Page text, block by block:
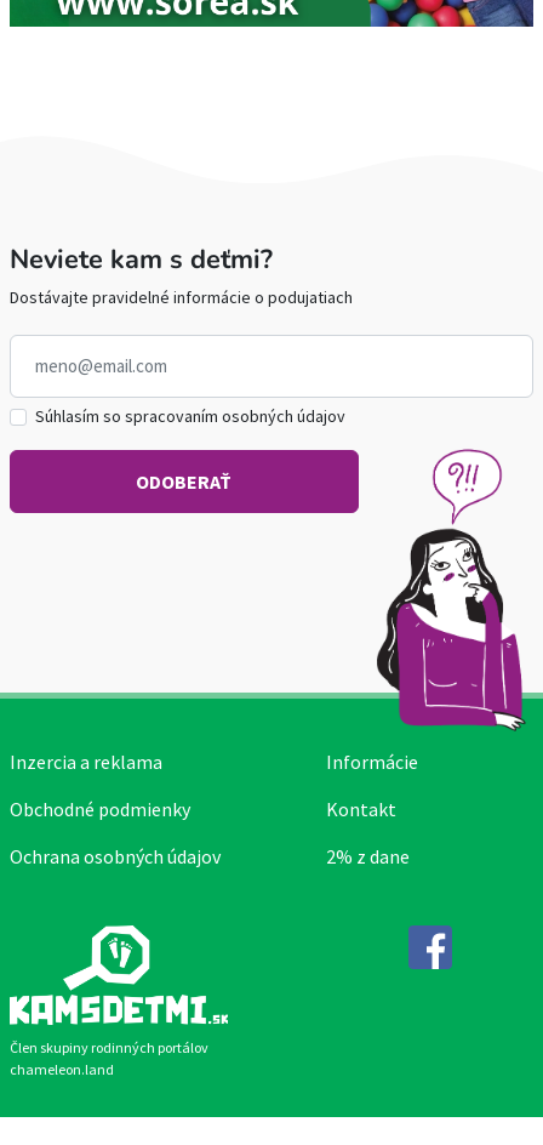
Neviete kam s deťmi?
Dostávajte pravidelné informácie o podujatiach
Súhlasím so spracovaním osobných údajov
Člen skupiny rodinných portálov
chameleon.land
Inzercia a reklama
Obchodné podmienky
Ochrana osobných údajov
Informácie
Kontakt
2% z dane